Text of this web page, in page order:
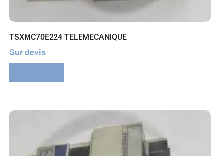
TSXMC70E224 TELEMECANIQUE
Sur devis